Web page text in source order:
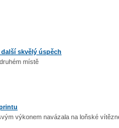
skvělý úspěch
místě
výkonem navázala na loňské